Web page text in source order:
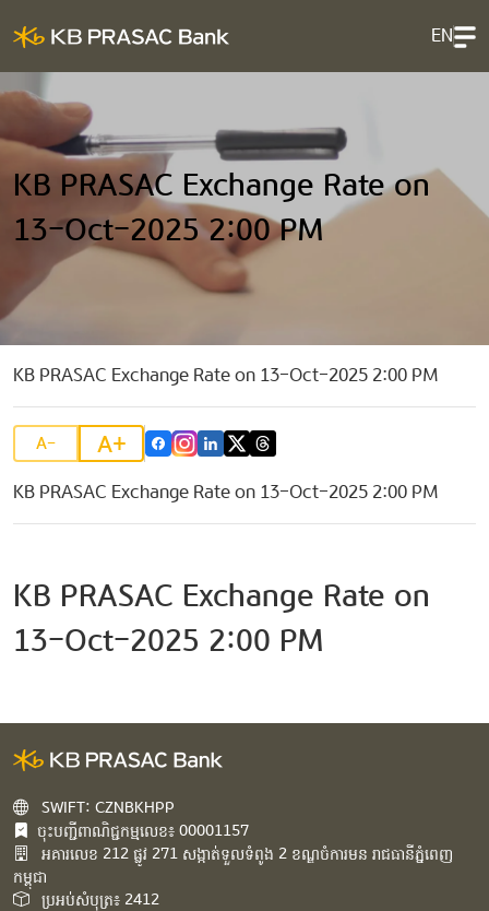
EN
KB PRASAC Exchange Rate on
13-Oct-2025 2:00 PM
KB PRASAC Exchange Rate on 13-Oct-2025 2:00 PM
A- A+
KB PRASAC Exchange Rate on 13-Oct-2025 2:00 PM
KB PRASAC Exchange Rate on
13-Oct-2025 2:00 PM
SWIFT: CZNBKHPP
ចុះបញ្ជីពាណិជ្ជកម្មលេខ៖ 00001157
អគារ​លេខ​ 212 ផ្លូវ 271 សង្កាត់ទួលទំពូង 2 ខណ្ឌចំការមន រាជធានីភ្នំពេញ
កម្ពុជា​
ប្រអប់សំបុត្រ៖ 2412